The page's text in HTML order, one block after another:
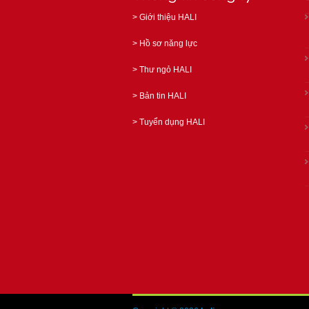
> Giới thiệu HALI
> Hồ sơ năng lực
> Thư ngỏ HALI
> Bản tin HALI
> Tuyển dụng HALI